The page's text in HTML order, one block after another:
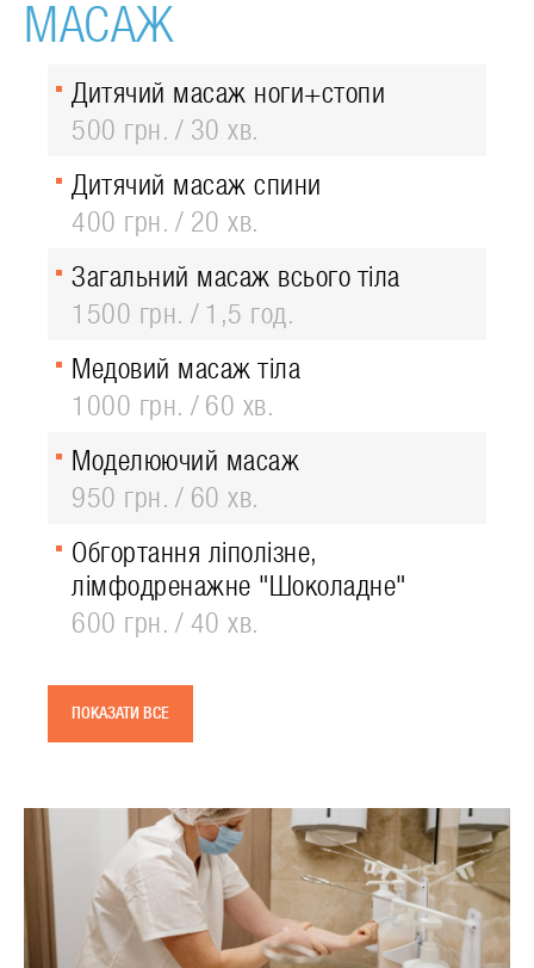
МАСАЖ
Дитячий масаж ноги+стопи
500 грн.
30 хв.
Дитячий масаж спини
400 грн.
20 хв.
Загальний масаж всього тіла
1500 грн.
1,5 год.
Медовий масаж тіла
1000 грн.
60 хв.
Моделюючий масаж
950 грн.
60 хв.
Обгортання ліполізне,
лімфодренажне "Шоколадне"
600 грн.
40 хв.
ПОКАЗАТИ ВСЕ